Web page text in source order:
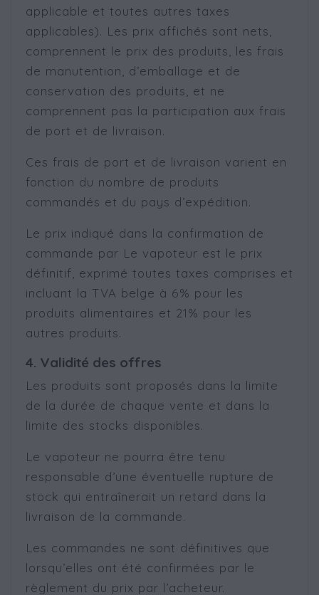
applicable et toutes autres taxes
applicables). Les prix affichés sont nets,
comprennent le prix des produits, les frais
de manutention, d’emballage et de
conservation des produits, et ne
comprennent pas la participation aux frais
de port et de livraison.
Ces frais de port et de livraison varient en
fonction du nombre de produits
commandés et du pays d’expédition.
Le prix indiqué dans la confirmation de
commande par Le vapoteur est le prix
définitif, exprimé toutes taxes comprises et
incluant la TVA belge à 6% pour les
produits alimentaires et 21% pour les
autres produits.
4. Validité des offres
Les produits sont proposés dans la limite
de la durée de chaque vente et dans la
limite des stocks disponibles.
Le vapoteur ne pourra être tenu
responsable d’une éventuelle rupture de
stock qui entraînerait un retard dans la
livraison de la commande.
Les commandes ne sont définitives que
lorsqu’elles ont été confirmées par le
règlement du prix par l’acheteur.